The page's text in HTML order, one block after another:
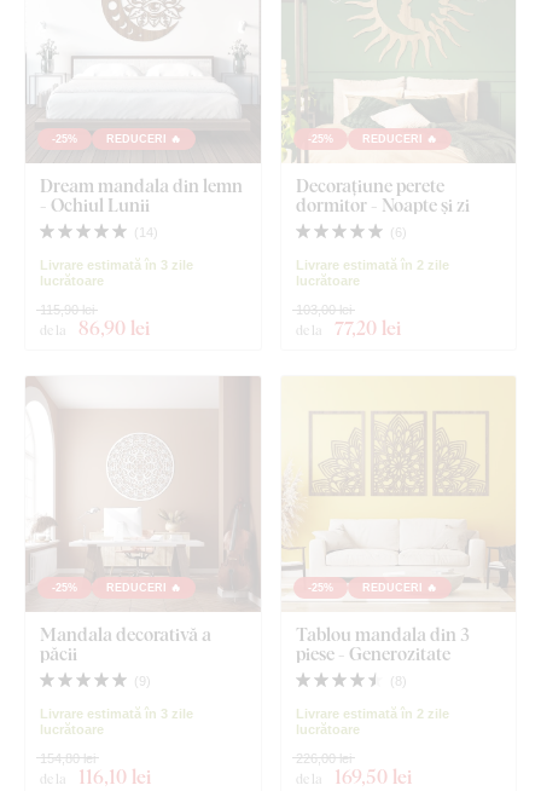
-25% REDUCERI 🔥
Dream mandala din lemn
- Ochiul Lunii
( 14)
Livrare estimată în 3 zile
lucrătoare
de la 86,90 lei
115,90 lei
-25% REDUCERI 🔥
Decorațiune perete
dormitor - Noapte și zi
( 6 )
Livrare estimată în 2 zile
lucrătoare
de la 77,20 lei
103,00 lei
-25% REDUCERI 🔥
Mandala decorativă a
păcii
( 9)
Livrare estimată în 3 zile
lucrătoare
de la 116,10 lei
154,80 lei
-25% REDUCERI 🔥
Tablou mandala din 3
piese - Generozitate
( 8 )
Livrare estimată în 2 zile
lucrătoare
de la 169,50 lei
226,00 lei